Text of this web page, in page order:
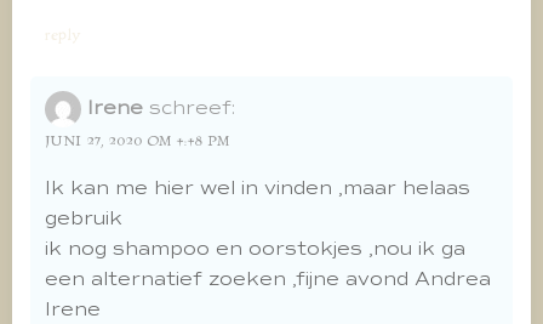
reply
Irene schreef:
JUNI 27, 2020 OM 4:48 PM
Ik kan me hier wel in vinden ,maar helaas
gebruik
ik nog shampoo en oorstokjes ,nou ik ga
een alternatief zoeken ,fijne avond Andrea
Irene